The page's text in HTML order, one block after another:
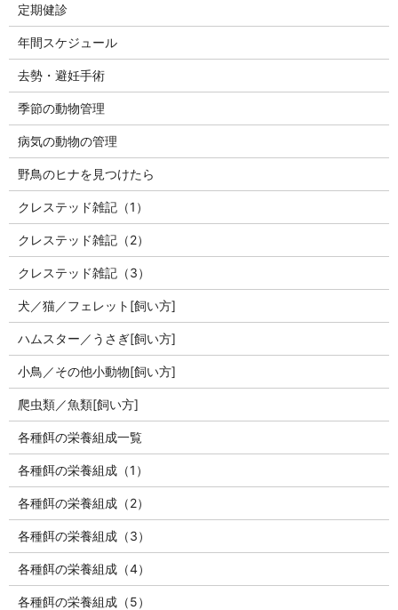
定期健診
年間スケジュール
去勢・避妊手術
季節の動物管理
病気の動物の管理
野鳥のヒナを見つけたら
クレステッド雑記（1）
クレステッド雑記（2）
クレステッド雑記（3）
犬／猫／フェレット[飼い方]
ハムスター／うさぎ[飼い方]
小鳥／その他小動物[飼い方]
爬虫類／魚類[飼い方]
各種餌の栄養組成一覧
各種餌の栄養組成（1）
各種餌の栄養組成（2）
各種餌の栄養組成（3）
各種餌の栄養組成（4）
各種餌の栄養組成（5）